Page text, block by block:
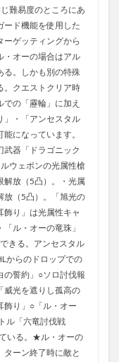
難易度のところにあ
ード機能を使用した
ーゲッティングから
・オーの場合はアル
る。しかも別の特殊
。クエストクリア時
の「靂輪」に加え
」・「アンセスタル
になっています。
武器「ドラゴニック
ウェポンの光属性槍
解放（5凸）。・光属
放（5凸）。「旭光の
り」は光属性キャ
ル・オーの竜珠」
きる。アンセスタル
からのドロップでの
の誓約」○ソロ討伐報
威光を遮りし孤高の
飾り」○「ル・オー
ル「六竜討伐戦
いる。★ル・オーの
ーン終了時に敵と